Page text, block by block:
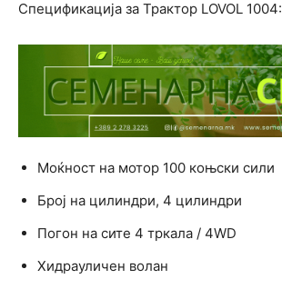
Спецификација за Трактор LOVOL 1004:
Mоќност на мотор 100 коњски сили
Број на цилиндри, 4 цилиндри
Погон на сите 4 тркала / 4WD
Хидрауличен волан